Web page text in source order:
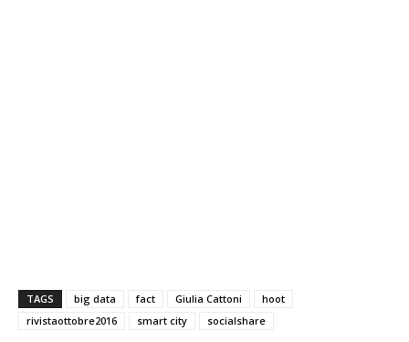
TAGS big data fact Giulia Cattoni
hoot
rivistaottobre2016
smart city socialshare